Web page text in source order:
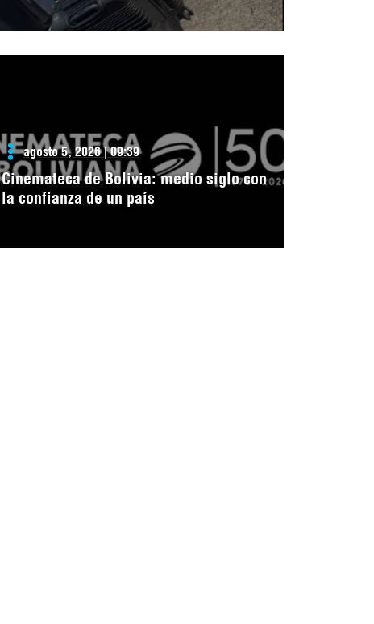
agosto 5, 2026 | 09:39
Cinemateca de Bolivia: medio siglo con
la confianza de un país